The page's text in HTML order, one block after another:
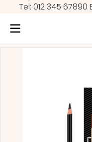
Tel: 012 345